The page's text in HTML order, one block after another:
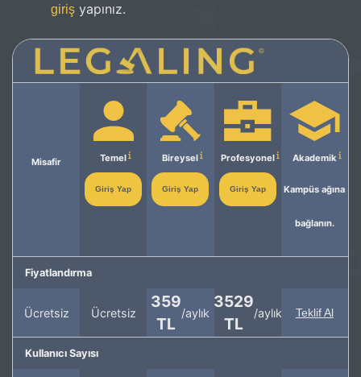
giriş yapınız.
Misafir Temel
Giriş Yap
Bireysel
Giriş Yap
Profesyonel
Giriş Yap
Akademik
Kampüs ağına
bağlanın.
Fiyatlandırma
Ücretsiz Ücretsiz
359
TL
/aylık
3529
TL
/aylık Teklif Al
Kullanıcı Sayısı